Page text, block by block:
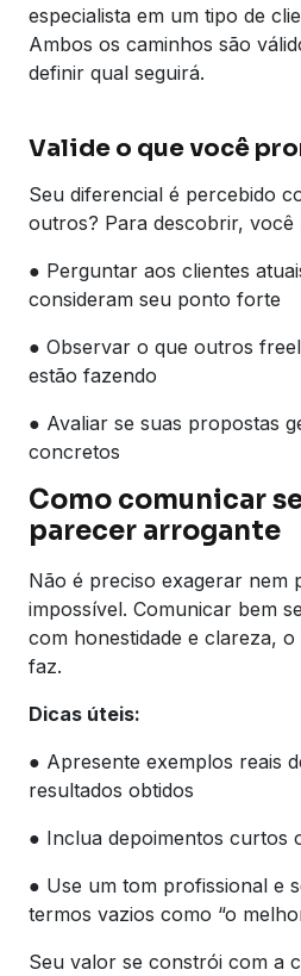
especialista em um tipo de
Ambos os caminhos são
definir qual seguirá.
Valide o que você
Seu diferencial é percebido
outros? Para descobrir, você
● Perguntar aos clientes
consideram seu ponto forte
● Observar o que outros
estão fazendo
● Avaliar se suas propostas
concretos
Como comunicar
parecer arrogante
Não é preciso exagerar nem
impossível. Comunicar bem
com honestidade e clareza,
faz.
Dicas úteis:
● Apresente exemplos reais
resultados obtidos
● Inclua depoimentos curtos
● Use um tom profissional e
termos vazios como “o
Seu valor se constrói com a